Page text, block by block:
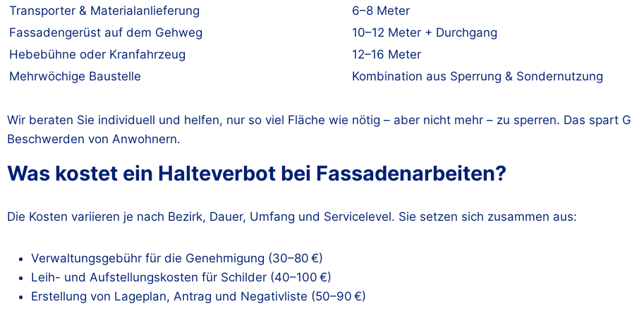
Transporter & Materialanlieferung
6–8 Meter
Fassadengerüst auf dem Gehweg
10–12 Meter + Durchgang
Hebebühne oder Kranfahrzeug
12–16 Meter
Mehrwöchige Baustelle
Kombination aus Sperrung & Sondernutzung
Wir beraten Sie individuell und helfen, nur so viel Fläche wie nötig – aber nicht mehr – zu sperren. Das spart
Beschwerden von Anwohnern.
Was kostet ein Halteverbot bei Fassadenarbeiten?
Die Kosten variieren je nach Bezirk, Dauer, Umfang und Servicelevel. Sie setzen sich zusammen aus:
Verwaltungsgebühr für die Genehmigung (30–80 €)
Leih- und Aufstellungskosten für Schilder (40–100 €)
Erstellung von Lageplan, Antrag und Negativliste (50–90 €)